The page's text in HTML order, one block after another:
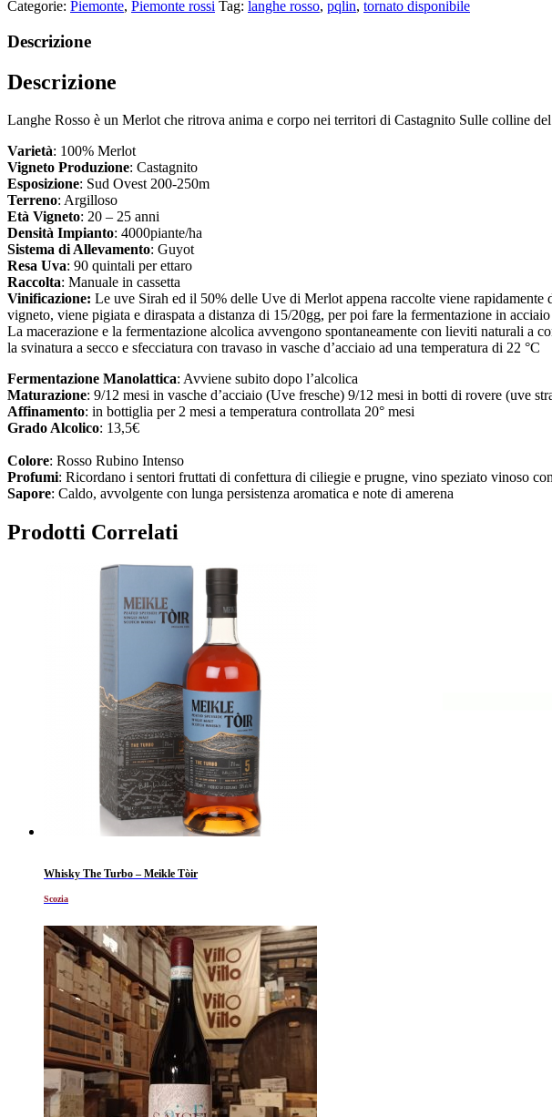
Categorie: Piemonte, Piemonte rossi Tag: langhe rosso, pqlin, tornato disponibile
Descrizione
Descrizione
Langhe Rosso è un Merlot che ritrova anima e corpo nei territori di Castagnito Sulle colline
Varietà: 100% Merlot
Vigneto Produzione: Castagnito
Esposizione: Sud Ovest 200-250m
Terreno: Argilloso
Età Vigneto: 20 – 25 anni
Densità Impianto: 4000piante/ha
Sistema di Allevamento: Guyot
Resa Uva: 90 quintali per ettaro
Raccolta: Manuale in cassetta
Vinificazione: Le uve Sirah ed il 50% delle Uve di Merlot appena raccolte viene
vigneto, viene pigiata e diraspata a distanza di 15/20gg, per poi fare la fermentazione in
La macerazione e la fermentazione alcolica avvengono spontaneamente con lieviti naturali a
la svinatura a secco e sfecciatura con travaso in vasche d’acciaio ad una temperatura di 22 °C
Fermentazione Manolattica: Avviene subito dopo l’alcolica
Maturazione: 9/12 mesi in vasche d’acciaio (Uve fresche) 9/12 mesi in botti di rovere (uve
Affinamento: in bottiglia per 2 mesi a temperatura controllata 20° mesi
Grado Alcolico: 13,5€
Colore: Rosso Rubino Intenso
Profumi: Ricordano i sentori fruttati di confettura di ciliegie e prugne, vino speziato vinoso
Sapore: Caldo, avvolgente con lunga persistenza aromatica e note di amerena
Prodotti Correlati
Whisky The Turbo – Meikle Tòir
Scozia